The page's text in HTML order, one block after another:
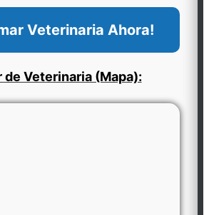
Veterinaria Ahora!
de Veterinaria (Mapa):